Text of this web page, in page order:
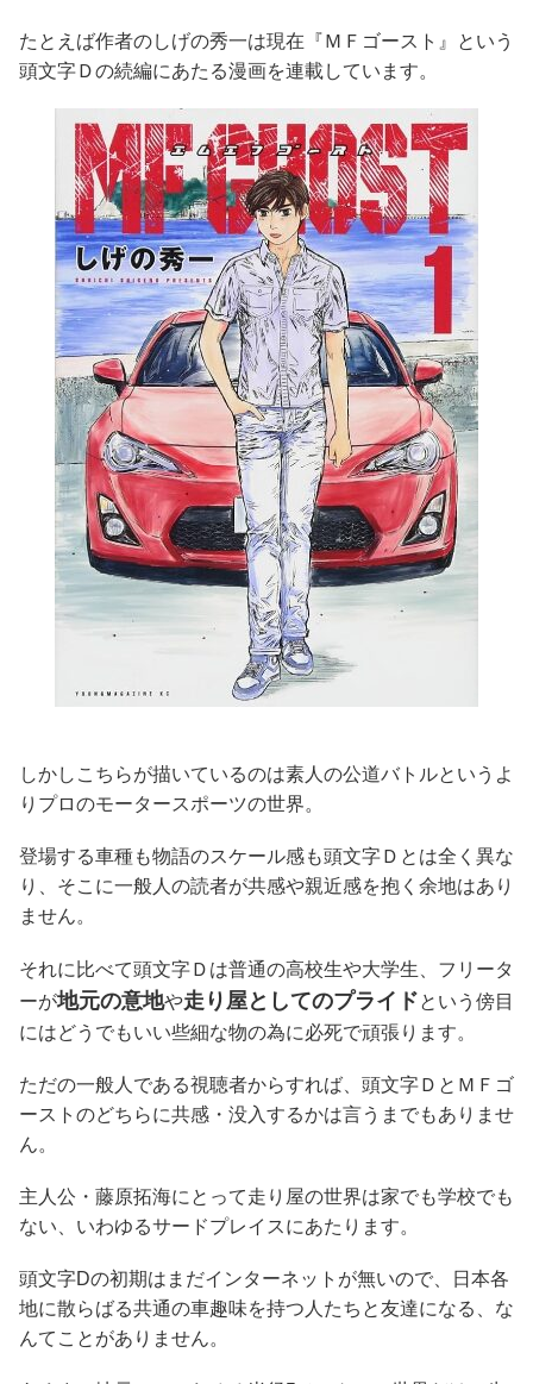
たとえば作者のしげの秀一は現在『ＭＦゴースト』という
頭文字Ｄの続編にあたる漫画を連載しています。
しかしこちらが描いているのは素人の公道バトルというよ
りプロのモータースポーツの世界。
登場する車種も物語のスケール感も頭文字Ｄとは全く異な
り、そこに一般人の読者が共感や親近感を抱く余地はあり
ません。
それに比べて頭文字Ｄは普通の高校生や大学生、フリータ
ーが地元の意地や走り屋としてのプライドという傍目
にはどうでもいい些細な物の為に必死で頑張ります。
ただの一般人である視聴者からすれば、頭文字ＤとＭＦゴ
ーストのどちらに共感・没入するかは言うまでもありませ
ん。
主人公・藤原拓海にとって走り屋の世界は家でも学校でも
ない、いわゆるサードプレイスにあたります。
頭文字Dの初期はまだインターネットが無いので、日本各
地に散らばる共通の車趣味を持つ人たちと友達になる、な
んてことがありません。